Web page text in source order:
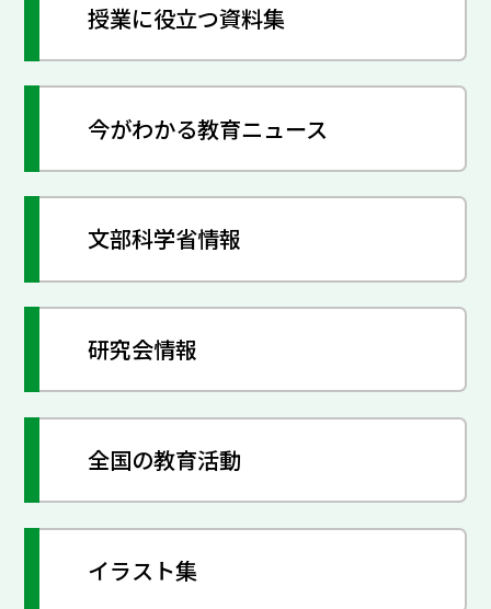
授業に役立つ資料集
今がわかる教育ニュース
文部科学省情報
研究会情報
全国の教育活動
イラスト集